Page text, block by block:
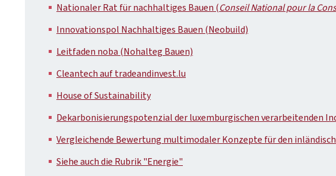
Nationaler Rat für nachhaltiges Bauen (Conseil National pour la
Innovationspol Nachhaltiges Bauen (Neobuild)
Leitfaden noba (Nohalteg Bauen)
Cleantech auf tradeandinvest.lu
House of Sustainability
Dekarbonisierungspotenzial der luxemburgischen verarbeitenden
Vergleichende Bewertung multimodaler Konzepte für den
Siehe auch die Rubrik "Energie"